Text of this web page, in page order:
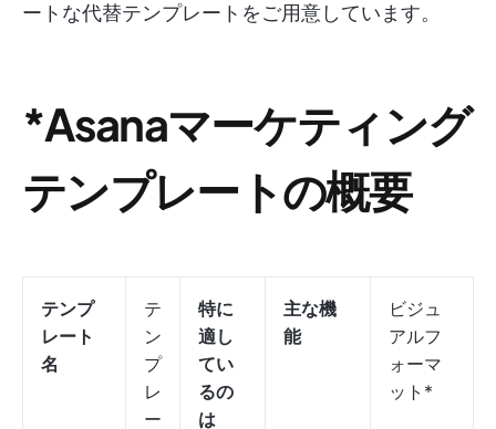
ートな代替テンプレートをご用意しています。
*Asanaマーケティング
テンプレートの概要
テンプ
レート
名
テ
ン
プ
レ
ー
特に
適し
てい
るの
は
主な機
能
ビジュ
アルフ
ォーマ
ット*